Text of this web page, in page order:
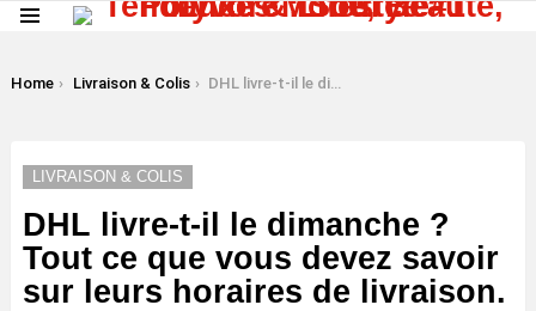
You are here:
Home Livraison & Colis DHL livre-t-il le dimanche ? Tout ce que vous devez savoir sur leurs horaires de livraison.
LIVRAISON & COLIS
DHL livre-t-il le dimanche ?
Tout ce que vous devez savoir
sur leurs horaires de livraison.